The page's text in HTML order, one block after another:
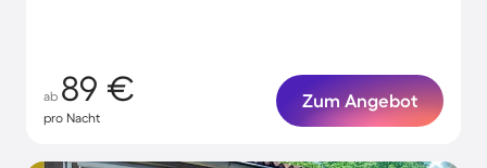
ab 89 €
pro Nacht
Zum Angebot